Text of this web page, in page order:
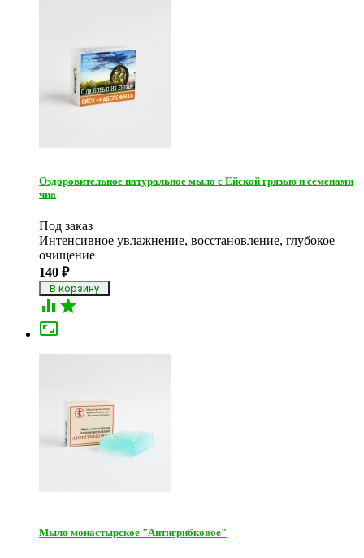
Оздоровительное натуральное мыло с Ейской грязью и семенами
чиа
Под заказ
Интенсивное увлажнение, восстановление, глубокое
очищение
140 ₽
 

Мыло монастырское "Антигрибковое"